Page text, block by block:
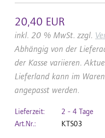
20,40 EUR
inkl. 20 % MwSt. zzgl.
Abhängig von der
der Kasse variieren.
Lieferland kann im
angepasst werden.
Lieferzeit:
2 - 4 Tage
Art.Nr.:
KTS03